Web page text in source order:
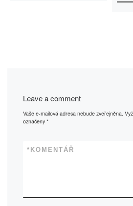
Leave a comment
Vaše e-mailová adresa nebude zveřejněna.
označeny*
KOMENTÁŘ
*